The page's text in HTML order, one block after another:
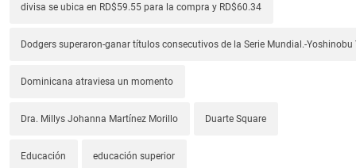
divisa se ubica en RD$59.55 para la compra y RD$60.34
Dodgers superaron-ganar títulos consecutivos de la Serie Mundial.-
Dominicana atraviesa un momento
Dra. Millys Johanna Martínez Morillo Duarte Square
Educación educación superior